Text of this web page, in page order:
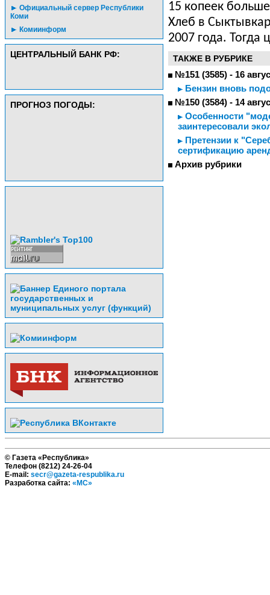
Официальный сервер Республики
Коми
Комиинформ
ЦЕНТРАЛЬНЫЙ БАНК РФ:
ПРОГНОЗ ПОГОДЫ:
15 копеек
Хлеб в
2007 года.
ТАКЖЕ В РУБРИКЕ
№151 (3585) - 16
Бензин вновь
№150 (3584) - 14
Особенности
заинтересовали
Претензии к
сертификацию
Архив рубрики
© Газета «Республика»
Телефон (8212) 24-26-04
E-mail: secr@gazeta-respublika.ru
Разработка сайта: «МС»